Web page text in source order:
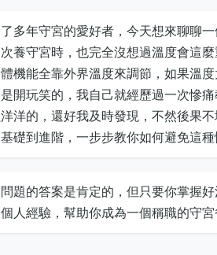
多年守宮的愛好者，今天想來聊聊
養守宮時，也完全沒想過溫度會這
機能全靠外界溫度來調節，如果溫
開玩笑的，我自己就經歷過一次慘
洋的，還好我及時發現，不然後果
礎到進階，一步步教你如何避免這種
題的答案是肯定的，但只要你掌握
人經驗，幫助你成為一個稱職的守宮